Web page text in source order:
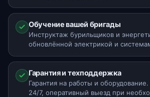
Обучение вашей бригады
Инструктаж бурильщиков и
обновлённой электрикой и
Гарантия и техподдержка
Гарантия на работы и оборудование.
24/7, оперативный выезд при